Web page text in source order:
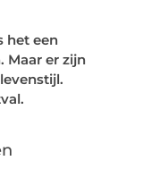
het een
Maar er zijn